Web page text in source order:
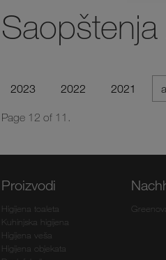
2023 2022 2021
Page 12 of 11.
Proizvodi
Higijena toaleta
Kuhinjska higijena
Higijena veša
Higijena objekata